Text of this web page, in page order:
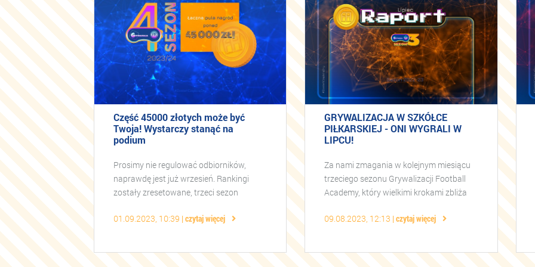
Część 45000 złotych może być
Twoja! Wystarczy stanąć na
podium
Prosimy nie regulować odbiorników,
naprawdę jest już wrzesień. Rankingi
zostały zresetowane, trzeci sezon
do lamusa i bardzo płynnie przechodzimy
01.09.2023, 10:39 czytaj więcej
GRYWALIZACJA W SZKÓŁCE
PIŁKARSKIEJ - ONI WYGRALI W
LIPCU!
Za nami zmagania w kolejnym miesiącu
trzeciego sezonu Grywalizacji Football
Academy, który wielkimi krokami zbliża
sierpniowa rywalizacja, po której
09.08.2023, 12:13 czytaj więcej